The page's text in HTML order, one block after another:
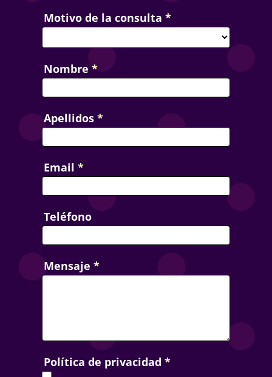
Contact
Us
Motivo de la consulta *
Nombre *
Apellidos *
Email *
Teléfono
Mensaje *
Política de privacidad *